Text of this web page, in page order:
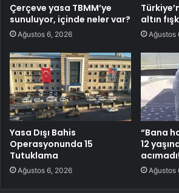
Çerçeve yasa TBMM’ye
sunuluyor, içinde neler var?
Ağustos 6, 2026
altın
Ağustos
Yasa Dışı Bahis
Operasyonunda 15
Tutuklama
Ağustos 6, 2026
“Bana
12
acımadı!
Ağustos